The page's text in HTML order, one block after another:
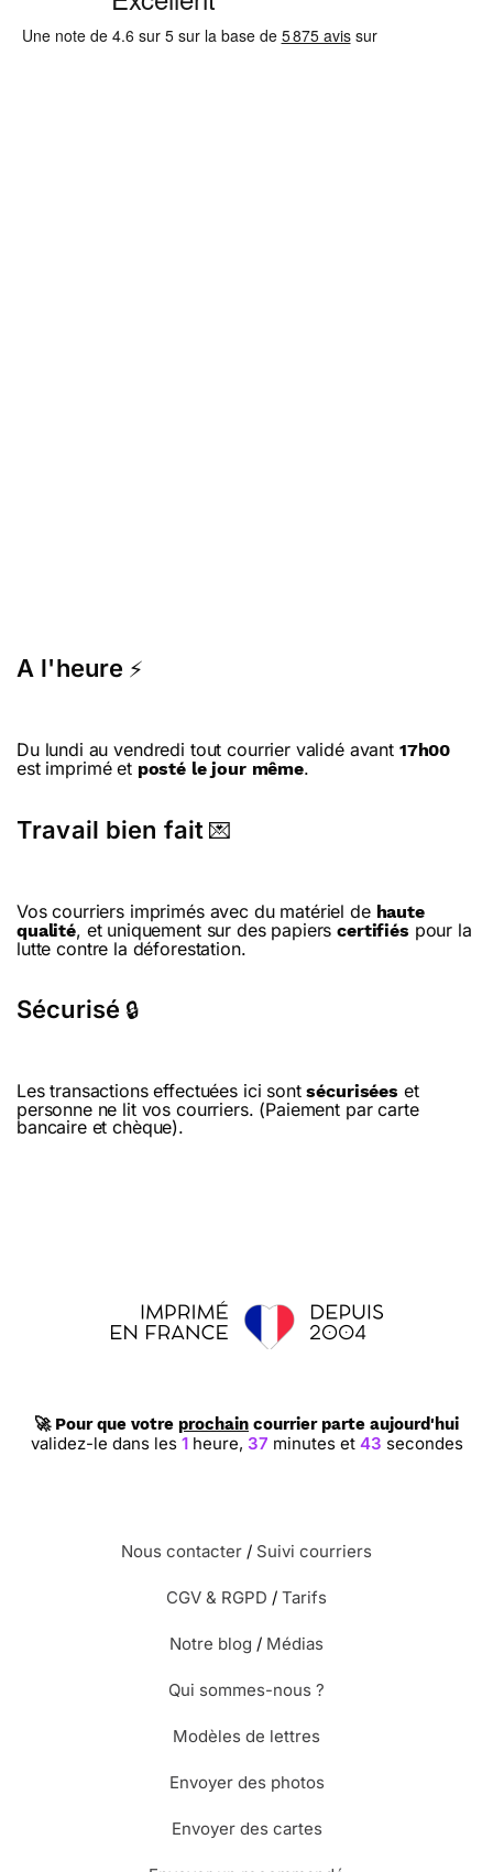
A l'heure ⚡
Du lundi au vendredi tout courrier validé avant 17h00
est imprimé et posté le jour même.
Travail bien fait 💌
Vos courriers imprimés avec du matériel de haute
qualité, et uniquement sur des papierscertifiés pour la
lutte contre la déforestation.
Sécurisé 🔒
Les transactions effectuées ici sontsécurisées et
personne ne lit vos courriers. (Paiement par carte
bancaire et chèque).
🚀 Pour que votre prochain courrier parte aujourd'hui
validez-le dans les 1 heure, 37 minutes et 42 secondes
Nous contacter / Suivi courriers
CGV & RGPD / Tarifs
Notre blog / Médias
Qui sommes-nous ?
Modèles de lettres
Envoyer des photos
Envoyer des cartes